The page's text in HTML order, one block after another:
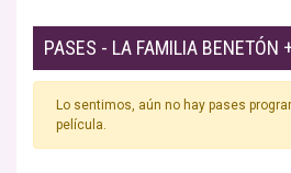
PASES - LA FAMILIA BENETÓN
Lo sentimos, aún no hay pases
película.